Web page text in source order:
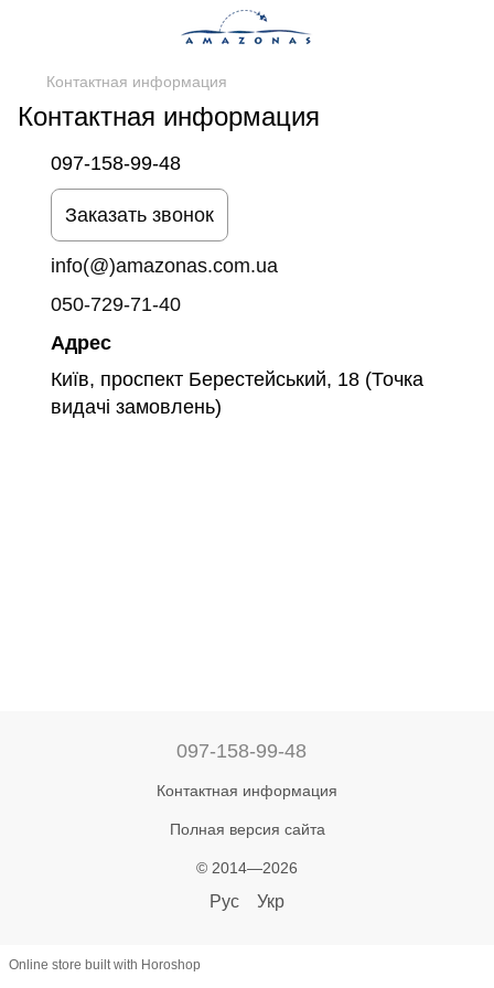
Контактная информация
Контактная информация
097-158-99-48
Заказать звонок
info(@)amazonas.com.ua
050-729-71-40
Адрес
Київ, проспект Берестейський, 18 (Точка
видачі замовлень)
097-158-99-48
Контактная информация
Полная версия сайта
© 2014—2026
Рус Укр
Online store built with Horoshop